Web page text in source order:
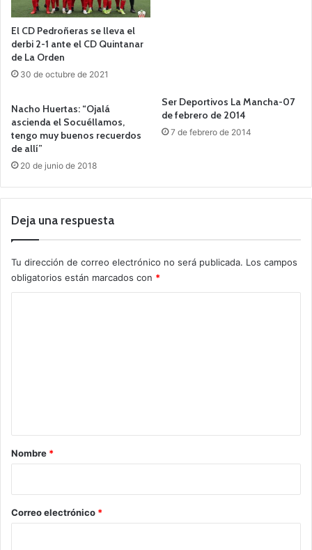
El CD Pedroñeras se lleva el
derbi 2-1 ante el CD Quintanar
de La Orden
30 de octubre de 2021
Nacho Huertas: “Ojalá
ascienda el Socuéllamos,
tengo muy buenos recuerdos
de allí”
20 de junio de 2018
Ser Deportivos La Mancha-07
de febrero de 2014
7 de febrero de 2014
Deja una respuesta
Tu dirección de correo electrónico no será publicada. Los campos
obligatorios están marcados con *
r
*
Nombre *
Correo electrónico *